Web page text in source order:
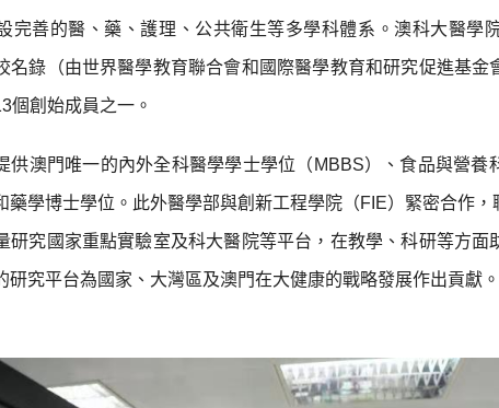
完善的醫、藥、護理、公共衛生等多學科體系。澳科大醫學
名錄（由世界醫學教育聯合會和國際醫學教育和研究促進基
個創始成員之一。
供澳門唯一的內外全科醫學學士學位（MBBS）、食品與營養
藥學博士學位。此外醫學部與創新工程學院（FIE）緊密合作
研究國家重點實驗室及科大醫院等平台，在教學、科研等方面
研究平台為國家、大灣區及澳門在大健康的戰略發展作出貢獻。